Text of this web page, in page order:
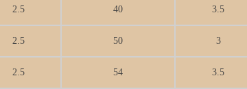
2.5 40 3.5
2.5 50 3
2.5 54 3.5